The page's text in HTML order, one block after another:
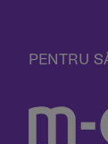
PENTRU